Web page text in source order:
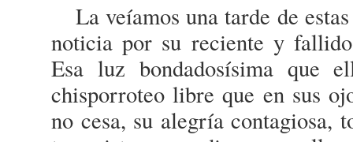
La veíamos una tarde de
noticia por su reciente y
Esa luz bondadosísima que
chisporroteo libre que en sus
no cesa, su alegría contagiosa,